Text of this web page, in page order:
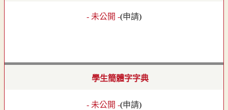
- 未公開 -(申請)
學生簡體字字典
- 未公開 -(申請)